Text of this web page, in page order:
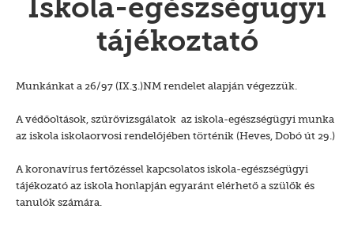
Iskola-egészségügyi
tájékoztató
Munkánkat a 26/97 (IX.3.)NM rendelet alapján végezzük.
A védőoltások, szűrővizsgálatok az iskola-egészségügyi munka
az iskola iskolaorvosi rendelőjében történik (Heves, Dobó út 29.)
A koronavírus fertőzéssel kapcsolatos iskola-egészségügyi
tájékozató az iskola honlapján egyaránt elérhető a szülők és
tanulók számára.